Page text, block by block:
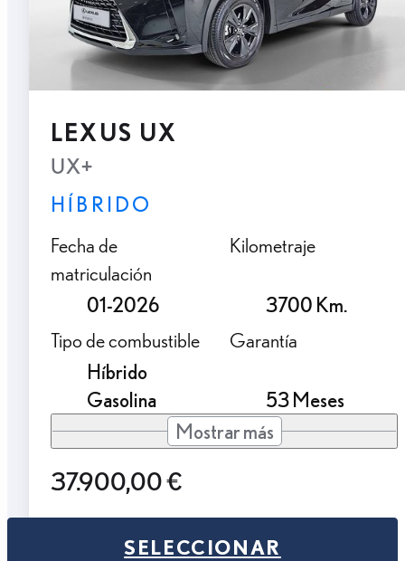
LEXUS UX
UX+
HÍBRIDO
Fecha de
matriculación
01-2026
Kilometraje
3700 Km.
Tipo de combustible
Híbrido
Gasolina
Garantía
53 Meses
Mostrar más
37.900,00 €
SELECCIONAR